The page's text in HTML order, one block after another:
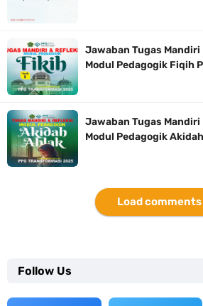
Jawaban Tugas Mandiri
Modul Pedagogik Fiqih
Jawaban Tugas Mandiri
Modul Pedagogik
Load comments
Follow Us